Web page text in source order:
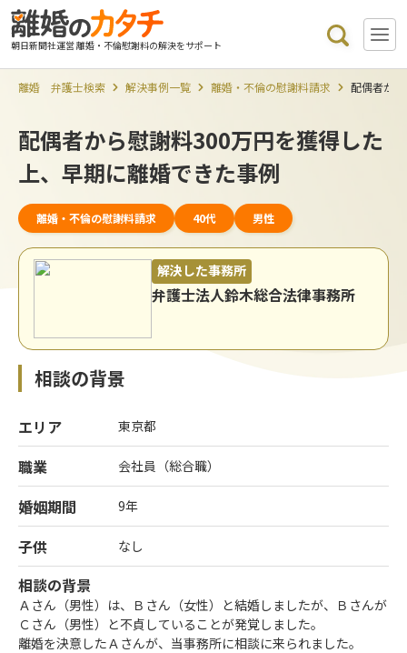
朝日新聞社運営 離婚・不倫慰謝料の解決をサポート
離婚 弁護士検索 解決事例一覧 離婚・不倫の慰謝料請求 配偶者か
配偶者から慰謝料300万円を獲得した
上、早期に離婚できた事例
離婚・不倫の慰謝料請求 40代 男性
解決した事務所
弁護士法人鈴木総合法律事務所
相談の背景
エリア 東京都
職業 会社員（総合職）
婚姻期間 9年
子供 なし
相談の背景
Ａさん（男性）は、Ｂさん（女性）と結婚しましたが、Ｂさんが
Ｃさん（男性）と不貞していることが発覚しました。
離婚を決意したＡさんが、当事務所に相談に来られました。